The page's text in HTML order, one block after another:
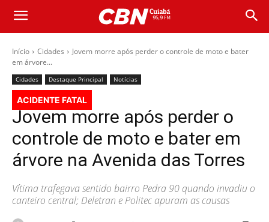
Início Cidades
Jovem morre após perder o controle de moto e bater
em árvore...
Cidades Destaque Principal Notícias
ACIDENTE FATAL
Jovem morre após perder o
controle de moto e bater em
árvore na Avenida das Torres
Vítima trafegava sentido bairro Pedra 90 quando invadiu o
canteiro central; Deletran e Politec apuram as causas